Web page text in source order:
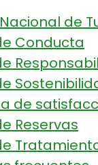
de
Conducta
de
Reservas